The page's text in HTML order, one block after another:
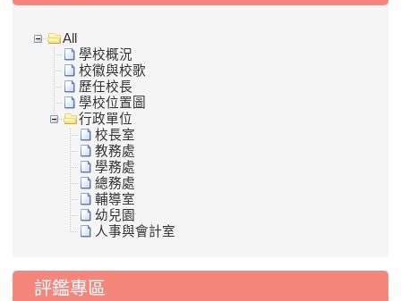
All
學校概況
校徽與校歌
歷任校長
學校位置圖
行政單位
校長室
教務處
學務處
總務處
輔導室
幼兒園
人事與會計室
評鑑專區